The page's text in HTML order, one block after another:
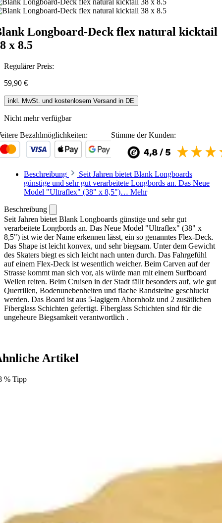
Longboard-Deck flex natural kicktail
x 8.5
Regulärer Preis:
59,90 €
inkl. MwSt. und kostenlosem Versand in DE
Nicht mehr verfügbar
Bezahlmöglichkeiten:
Stimme der Kunden:
Beschreibung
Seit Jahren bietet Blank Longboards
günstige und sehr gut verarbeitete Longbords an. Das Neue
Model "Ultraflex" (38" x 8,5")… Mehr
Beschreibung
Seit Jahren bietet Blank Longboards günstige und sehr gut
verarbeitete Longbords an. Das Neue Model "Ultraflex" (38" x
8,5") ist wie der Name erkennen lässt, ein so genanntes Flex-Deck.
Das Shape ist leicht konvex, und sehr biegsam. Unter dem Gewicht
des Skaters biegt es sich leicht nach unten durch. Das Fahrgefühl
auf einem Flex-Deck ist wesentlich weicher. Beim Carven auf der
Strasse kommt man sich vor, als würde man mit einem Surfboard
Wellen reiten. Beim Cruisen in der Stadt fällt besonders auf, wie gut
Querrillen, Bodenunebenheiten und flache Randsteine geschluckt
werden. Das Board ist aus 5-lagigem Ahornholz und 2 zusätlichen
Fiberglass Schichten gefertigt. Fiberglass Schichten sind für die
ungeheure Biegsamkeit verantwortlich .
Artikel
% Tipp